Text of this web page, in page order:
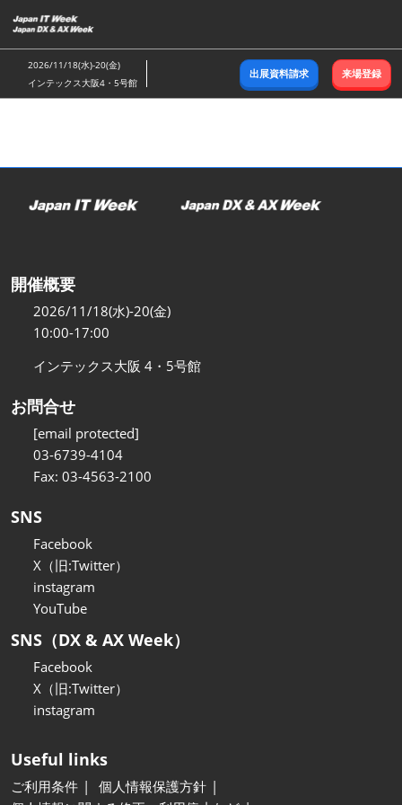
キ
ッ
し
む
2026/11/18(水)-20(金)
インテックス大阪4・5号館
出展資料請求 来場登録
開催概要
2026/11/18(水)-20(金)
10:00-17:00
インテックス大阪 4・5号館
お問合せ
[email protected]
03-6739-4104
Fax: 03-4563-2100
SNS
Facebook
X（旧:Twitter）
instagram
YouTube
SNS（DX & AX Week）
Facebook
X（旧:Twitter）
instagram
Useful links
ご利用条件
個人情報保護方針